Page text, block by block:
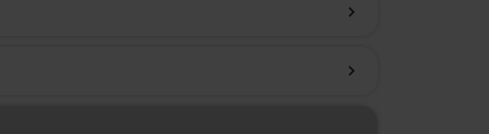
chevron_right
chevron_right